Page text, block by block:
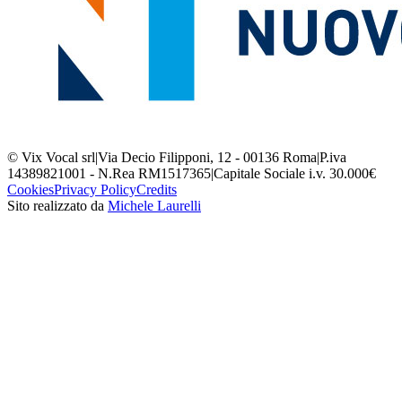
© Vix Vocal srl|Via Decio Filipponi, 12 - 00136 Roma|P.iva
14389821001 - N.Rea RM1517365|Capitale Sociale i.v. 30.000€
CookiesPrivacy PolicyCredits
Sito realizzato da Michele Laurelli